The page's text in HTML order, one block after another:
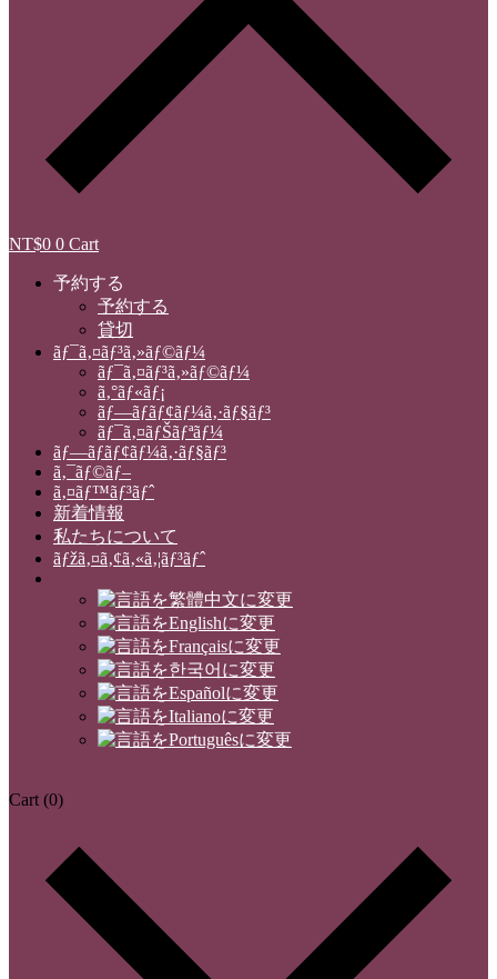
NT$0 0 Cart
予約する
予約する
貸切
ãƒ¯ã‚¤ãƒ³ã‚»ãƒ©ãƒ¼
ãƒ¯ã‚¤ãƒ³ã‚»ãƒ©ãƒ¼
ã‚°ãƒ«ãƒ¡
ãƒ—ãƒ­ãƒ¢ãƒ¼ã‚·ãƒ§ãƒ³
ãƒ¯ã‚¤ãƒŠãƒªãƒ¼
ãƒ—ãƒ­ãƒ¢ãƒ¼ã‚·ãƒ§ãƒ³
ã‚¯ãƒ©ãƒ–
ã‚¤ãƒ™ãƒ³ãƒˆ
新着情報
私たちについて
ãƒžã‚¤ã‚¢ã‚«ã‚¦ãƒ³ãƒˆ
Cart (0)